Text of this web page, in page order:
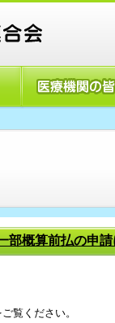
部概算前払の申
覧ください。